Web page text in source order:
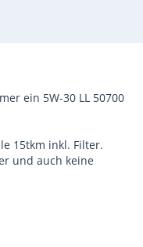
ein 5W-30 LL 50700
15tkm inkl. Filter.
und auch keine